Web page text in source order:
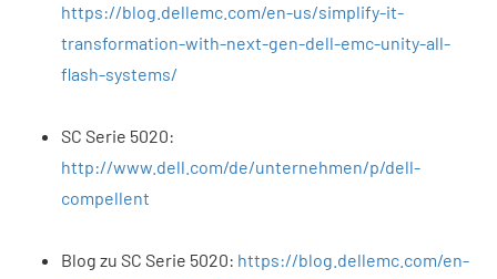
https://blog.dellemc.com/en-us/simplify-it-
transformation-with-next-gen-dell-emc-unity-all-
flash-systems/
SC Serie 5020:
http://www.dell.com/de/unternehmen/p/dell-
compellent
Blog zu SC Serie 5020: https://blog.dellemc.com/en-